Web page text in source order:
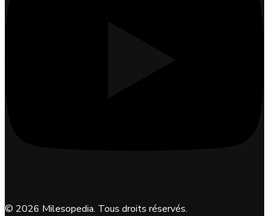
© 2026 Milesopedia. Tous droits réservés.